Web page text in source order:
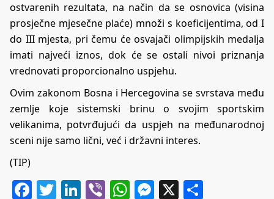
ostvarenih rezultata, na način da se osnovica (visina
prosječne mjesečne plaće) množi s koeficijentima, od I
do III mjesta, pri čemu će osvajači olimpijskih medalja
imati najveći iznos, dok će se ostali nivoi priznanja
vrednovati proporcionalno uspjehu.
Ovim zakonom Bosna i Hercegovina se svrstava među
zemlje koje sistemski brinu o svojim sportskim
velikanima, potvrđujući da uspjeh na međunarodnoj
sceni nije samo lični, već i državni interes.
(TIP)
Facebook
Twitter
LinkedIn
ViberWhatsApp
Messenger
X